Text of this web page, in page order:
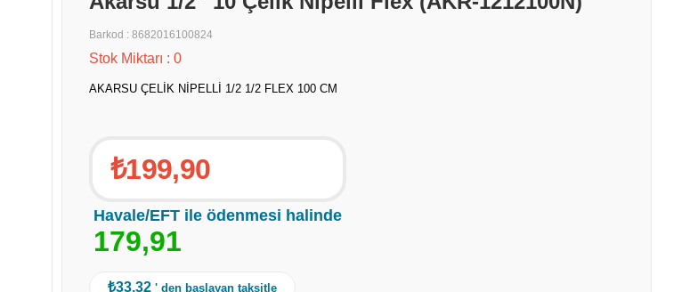
Barkod : 8682016100824
Stok Miktarı : 0
AKARSU ÇELİK NİPELLİ 1/2 1/2 FLEX 100 CM
₺199,90
Havale/EFT ile ödenmesi halinde
179,91
₺33,32 ' den başlayan taksitle